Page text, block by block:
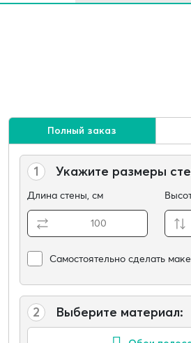
Полный заказ
1 Укажите размеры
Длина стены, см
Самостоятельно сделать
2 Выберите материал: